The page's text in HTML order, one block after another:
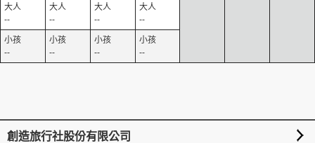
--
--
--
--
--
--
--
--
創造旅行社股份有限公司